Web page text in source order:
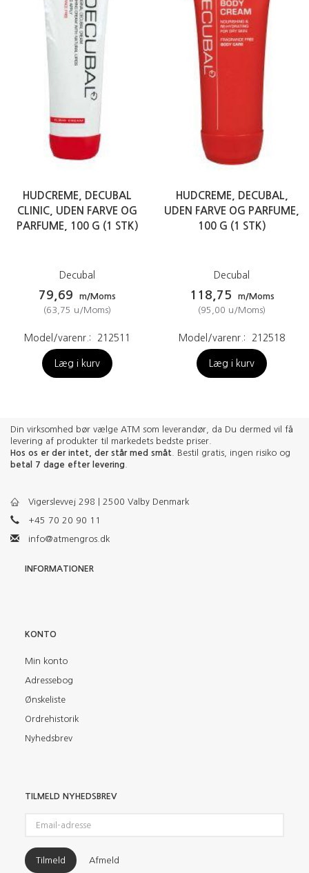
HUDCREME, DECUBAL
CLINIC, UDEN FARVE OG
PARFUME, 100 G (1 STK)
Decubal
79,69
m/Moms
(63,75 u/Moms)
Model/varenr.: 212511
Læg i kurv
HUDCREME, DECUBAL,
UDEN FARVE OG PARFUME,
100 G (1 STK)
Decubal
118,75
m/Moms
(95,00 u/Moms)
Model/varenr.: 212518
Læg i kurv
Din virksomhed bør vælge ATM som leverandør, da Du dermed vil få
levering af produkter til markedets bedste priser.
Hos os er der intet, der står med småt . Bestil gratis, ingen risiko og
betal 7 dage efter levering
Vigerslevvej 298 | 2500 Valby Denmark
+45 70 20 90 11
info@atmengros.dk
INFORMATIONER
KONTO
Min konto
Adressebog
Ønskeliste
Ordrehistorik
Nyhedsbrev
TILMELD NYHEDSBREV
adresse
Tilmeld Afmeld